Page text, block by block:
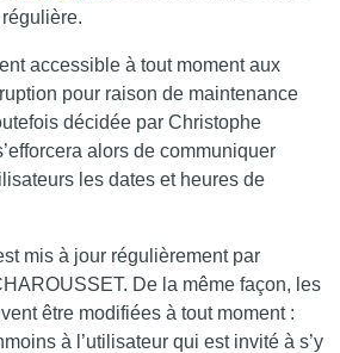
accessible à tout moment aux
pour raison de maintenance
décidée par Christophe
alors de communiquer
les dates et heures de
mis à jour régulièrement par
De la même façon, les
être modifiées à tout moment :
à l’utilisateur qui est invité à s’y